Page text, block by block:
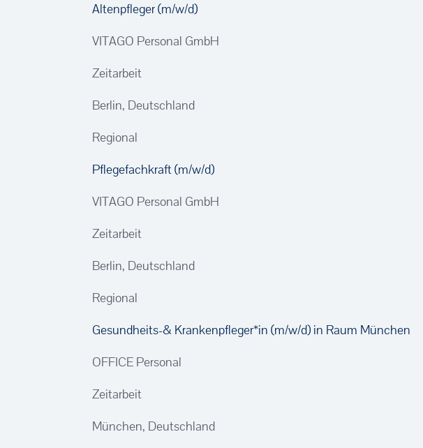
Altenpfleger (m/w/d)
VITAGO Personal GmbH
Zeitarbeit
Berlin, Deutschland
Regional
Pflegefachkraft (m/w/d)
VITAGO Personal GmbH
Zeitarbeit
Berlin, Deutschland
Regional
Gesundheits-& Krankenpfleger*in (m/w/d) in Raum München
OFFICE Personal
Zeitarbeit
München, Deutschland